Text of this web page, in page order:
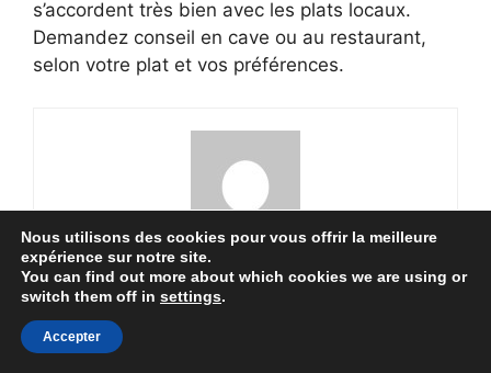
s’accordent très bien avec les plats locaux.
Demandez conseil en cave ou au restaurant,
selon votre plat et vos préférences.
David Morel
David, c’est la voix d’une nouvelle génération
amoureuse de la montagne. Toujours en mouvement, il
Nous utilisons des cookies pour vous offrir la meilleure
expérience sur notre site.
You can find out more about which cookies we are using or
switch them off in settings.
Accepter